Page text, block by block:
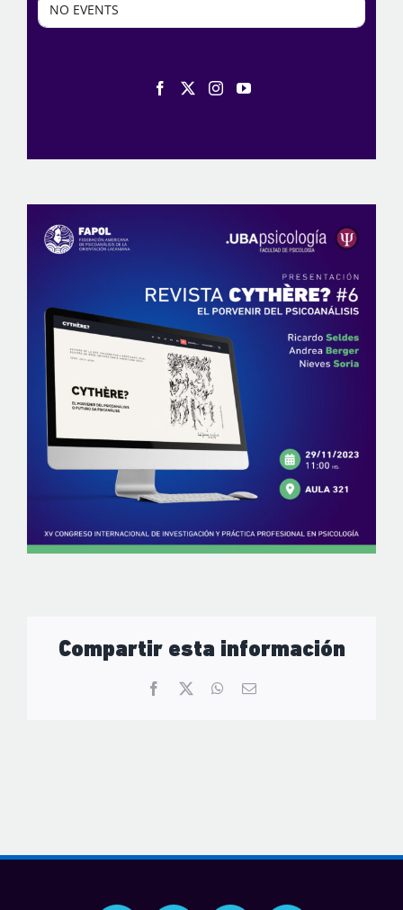
Larger
Image
Compartir esta información
Facebook WhatsApp
Correo
NO EVENTS